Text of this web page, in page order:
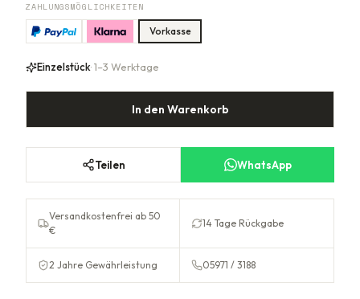
ZAHLUNGSMÖGLICHKEITEN
Vorkasse
Einzelstück· 1–3 Werktage
In den Warenkorb
Teilen WhatsApp
Versandkostenfrei ab 50
€
14 Tage Rückgabe
2 Jahre Gewährleistung 05971 / 3188